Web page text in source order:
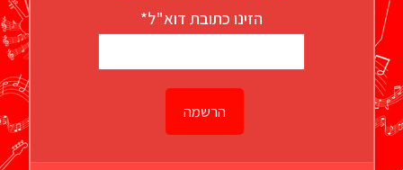
הזינו כתובת דוא"ל*